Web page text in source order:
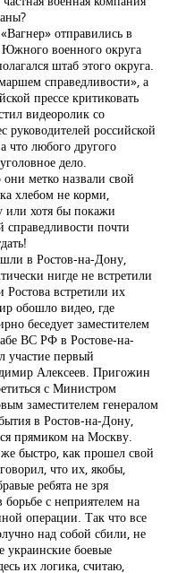
отправились в
военного округа
штаб этого округа.
справедливости», а
прессе критиковать
видеоролик со
руководителей российской
что любого другого
дело.
метко назвали свой
хлебом не корми,
или хотя бы покажи
справедливости почти
в Ростов-на-Дону,
нигде не встретили
Ростова встретили их
обошло видео, где
беседует заместителем
ВС РФ в Ростове-на-
участие первый
Алексеев. Пригожин
с Министром
заместителем генералом
в Ростов-на-Дону,
прямиком на Москву.
быстро, как прошел свой
что их, якобы,
ребята не зря
с неприятелем на
операции. Так что все
над собой сбили, не
украинские боевые
их логика, считаю,